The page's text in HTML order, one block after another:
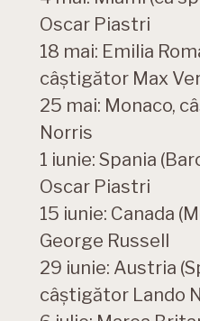
Oscar Piastri
18 mai: Emilia
câștigător Max
25 mai: Monaco,
Norris
1 iunie: Spania
Oscar Piastri
15 iunie: Canada
George Russell
29 iunie: Austria
câștigător Lando